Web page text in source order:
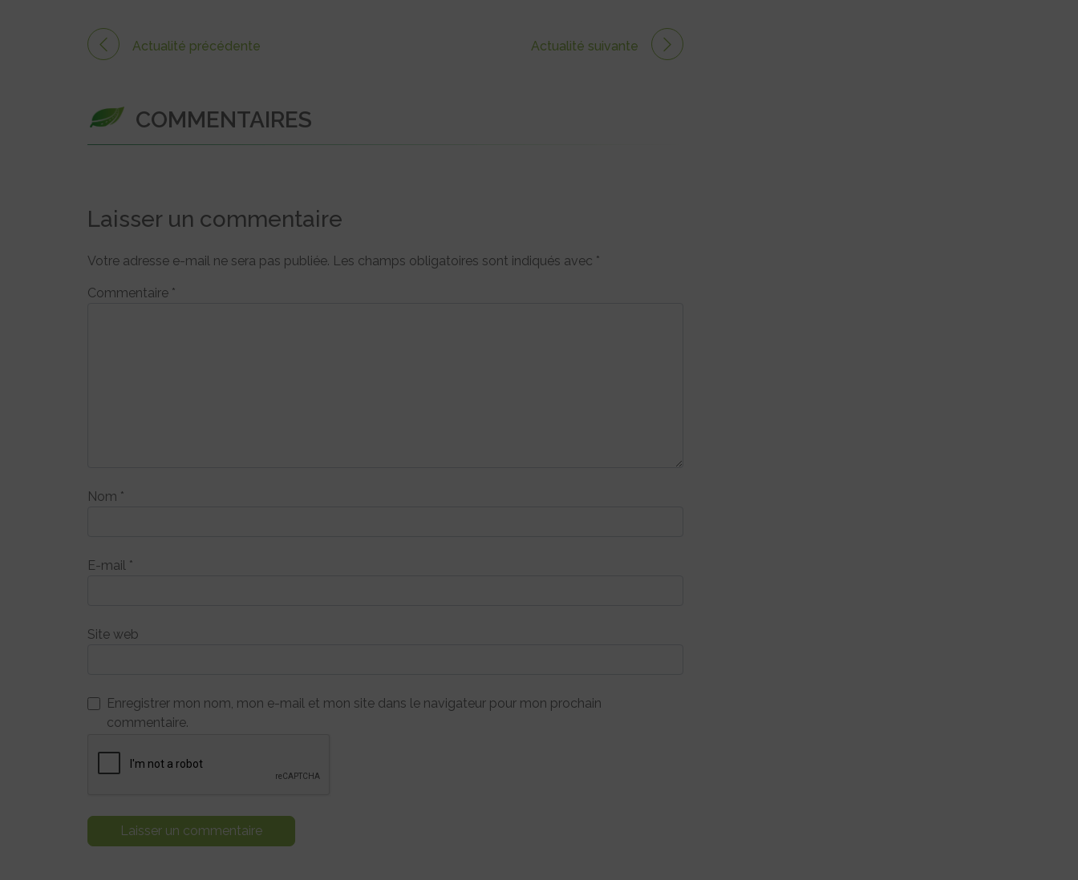
Actualité précédente Actualité suivante
COMMENTAIRES
Laisser un commentaire
Votre adresse e-mail ne sera pas publiée. Les champs obligatoires sont indiqués avec *
Commentaire *
Nom *
E-mail *
Site web
Enregistrer mon nom, mon e-mail et mon site dans le navigateur pour mon prochain
commentaire.